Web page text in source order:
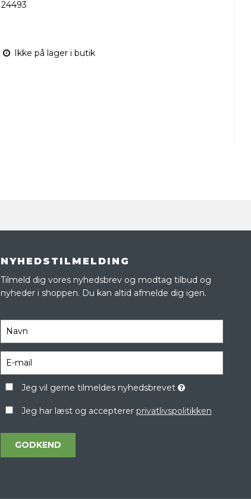
24493
Ikke på lager i butik
NYHEDSTILMELDING
Tilmeld dig vores nyhedsbrev og modtag tilbud og
nyheder i shoppen. Du kan altid afmelde dig igen.
Jeg vil gerne tilmeldes nyhedsbrevet
Jeg har læst og accepterer privatlivspolitikken
GODKEND